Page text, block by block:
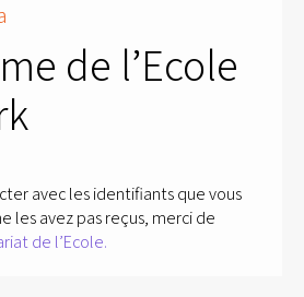
de l’Ecole
avec les identifiants que vous
les avez pas reçus, merci de
de l’Ecole.